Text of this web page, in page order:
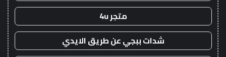
متجر 4u
شدات ببجي عن طريق الايدي